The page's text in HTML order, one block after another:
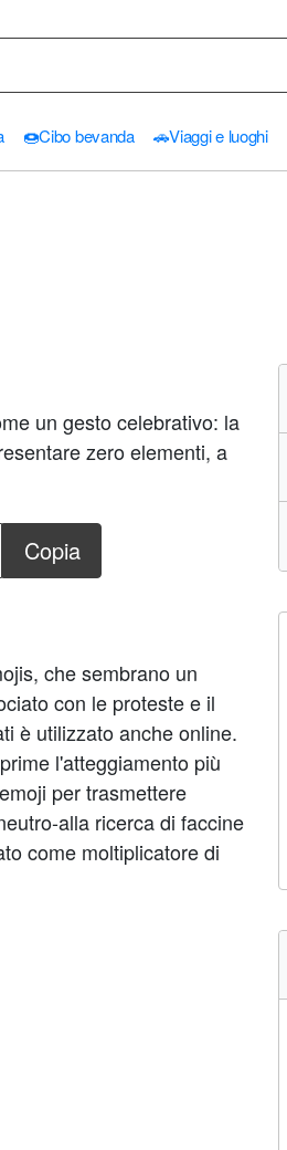
🍩Cibo bevanda 🚗Viaggi e luoghi
un gesto celebrativo: la
zero elementi, a
Copia
che sembrano un
con le proteste e il
è utilizzato anche online.
l'atteggiamento più
per trasmettere
alla ricerca di faccine
come moltiplicatore di